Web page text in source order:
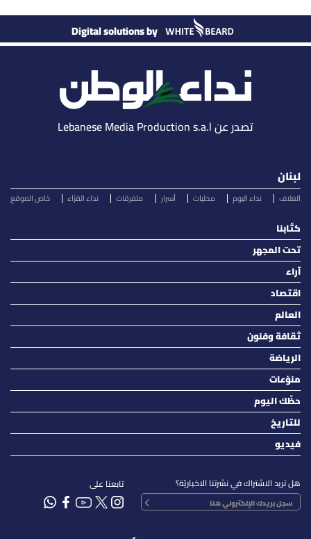
Digital solutions by
تصدر عن Lebanese Media Production s.a.l
لبنان
الغلاف نداء اليوم محليات أسرار متفرقات نداء القرّاء خاص الموقع
كتّابنا
تحت المجهر
آراء
اقتصاد
العالم
ثقافة وفنون
الرياضة
منوّعات
حظّك اليوم
للتاريخ
فيديو
هل تريد الاشتراك في نشرتنا الاخباريّة؟ تابعنا على